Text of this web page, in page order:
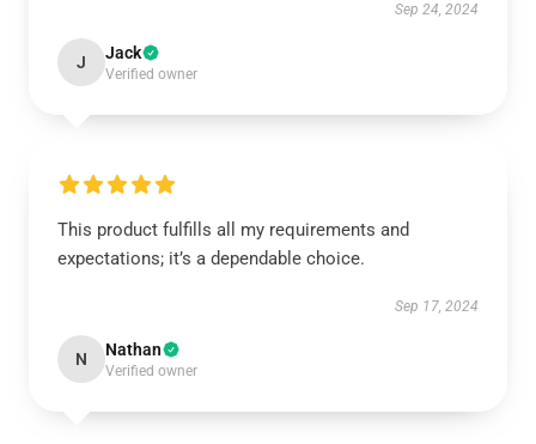
Sep 24, 2024
J Jack
Verified owner
This product fulfills all my requirements and
expectations; it’s a dependable choice.
Sep 17, 2024
N Nathan
Verified owner